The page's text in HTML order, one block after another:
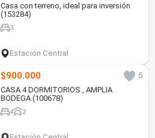
Casa con terreno, ideal para inversión
(153284)
3
Estación Central
$900.000
5
CASA 4 DORMITORIOS , AMPLIA
BODEGA (100678)
4 2